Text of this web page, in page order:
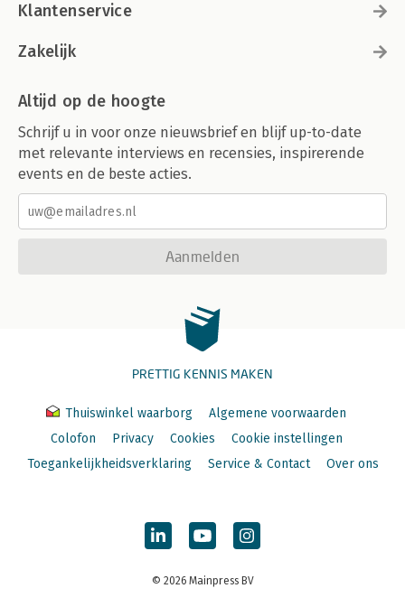
Klantenservice
Zakelijk
Altijd op de hoogte
Schrijf u in voor onze nieuwsbrief en blijf up-to-date
met relevante interviews en recensies, inspirerende
events en de beste acties.
Aanmelden
PRETTIG KENNIS MAKEN
Thuiswinkel waarborg
Algemene voorwaarden
Colofon
Privacy Cookies
Cookie instellingen
Toegankelijkheidsverklaring
Service & Contact Over ons
© 2026 Mainpress BV